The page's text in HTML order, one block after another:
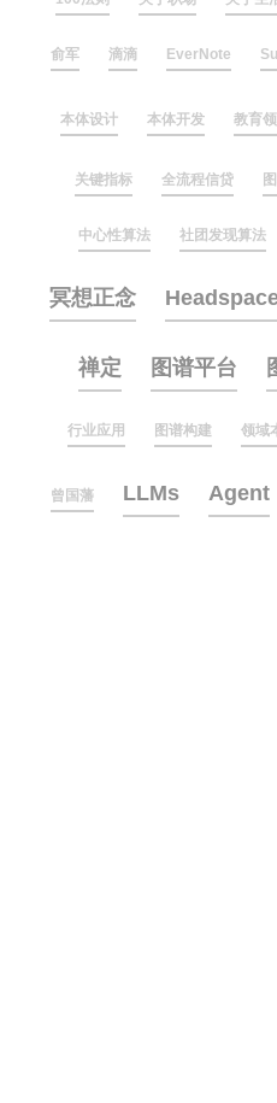
俞军 滴滴 EverNote
本体设计 本体开发 教育
关键指标 全流程信贷
中心性算法 社团发现算法
冥想正念
禅定 图谱平台
行业应用 图谱构建 领域
曾国藩 LLMs Agent